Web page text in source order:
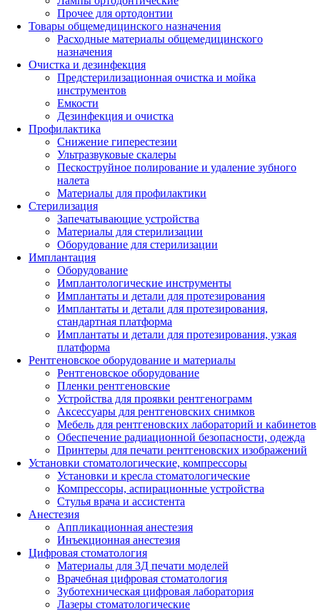
Прочее для ортодонтии
Товары общемедицинского назначения
Расходные материалы общемедицинского
назначения
Очистка и дезинфекция
Предстерилизационная очистка и мойка
инструментов
Емкости
Дезинфекция и очистка
Профилактика
Снижение гиперестезии
Ультразвуковые скалеры
Пескоструйное полирование и удаление зубного
налета
Материалы для профилактики
Стерилизация
Запечатывающие устройства
Материалы для стерилизации
Оборудование для стерилизации
Имплантация
Оборудование
Имплантологические инструменты
Имплантаты и детали для протезирования
Имплантаты и детали для протезирования,
стандартная платформа
Имплантаты и детали для протезирования, узкая
платформа
Рентгеновское оборудование и материалы
Рентгеновское оборудование
Пленки рентгеновские
Устройства для проявки рентгенограмм
Аксессуары для рентгеновских снимков
Мебель для рентгеновских лабораторий и кабинетов
Обеспечение радиационной безопасности, одежда
Принтеры для печати рентгеновских изображений
Установки стоматологические, компрессоры
Установки и кресла стоматологические
Компрессоры, аспирационные устройства
Стулья врача и ассистента
Анестезия
Аппликационная анестезия
Инъекционная анестезия
Цифровая стоматология
Материалы для 3Д печати моделей
Врачебная цифровая стоматология
Зуботехническая цифровая лаборатория
Лазеры стоматологические